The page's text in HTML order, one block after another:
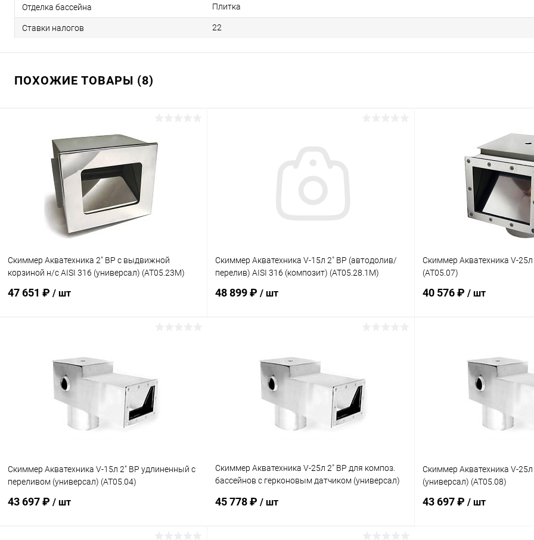
Отделка бассейна Плитка
Ставки налогов 22
ПОХОЖИЕ ТОВАРЫ (8)
Скиммер Акватехника 2" ВР с выдвижной
корзиной н/с AISI 316 (универсал) (AT05.23M)
47 651 ₽ / шт
В избранное
К сравнению В наличии
Скиммер Акватехника V-15л 2" ВР (автодолив/
перелив) AISI 316 (композит) (AT05.28.1M)
48 899 ₽ / шт
В избранное
К сравнению Под заказ
Скиммер Акватехника V-
(AT05.07)
40 576 ₽ / шт
В избранное
К сравнению
Скиммер Акватехника V-15л 2" ВР удлиненный с
переливом (универсал) (AT05.04)
43 697 ₽ / шт
Скиммер Акватехника V-25л 2" ВР для композ.
бассейнов с герконовым датчиком (универсал)
45 778 ₽ / шт
Скиммер Акватехника V-
(универсал) (AT05.08)
43 697 ₽ / шт